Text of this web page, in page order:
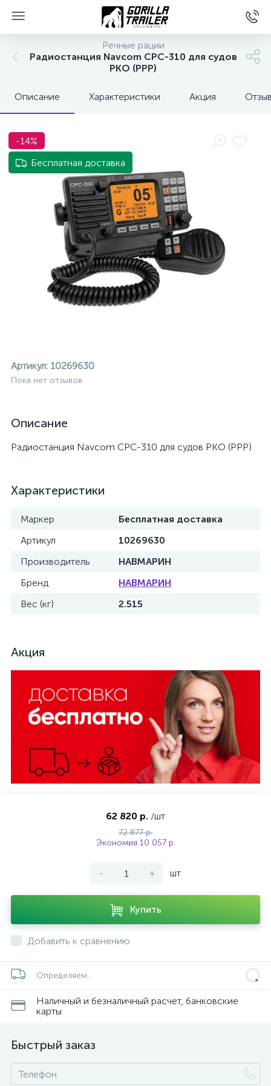
Речные рации
Радиостанция Navcom CPC-310 для судов
РКО (РРР)
Описание Характеристики Акция
-14%
Бесплатная доставка
Артикул: 10269630
Пока нет отзывов
Описание
Радиостанция Navcom CPC-310 для судов РКО (РРР)
Характеристики
Маркер
Бесплатная доставка
Артикул
10269630
Производитель
НАВМАРИН
Бренд
НАВМАРИН
Вес (кг)
2.515
Акция
62 820 р. /шт
72 877 р.
Экономия 10 057 р.
- + шт
Купить
Добавить к сравнению
Определяем...
Наличный и безналичный расчет, банковские
карты
Быстрый заказ